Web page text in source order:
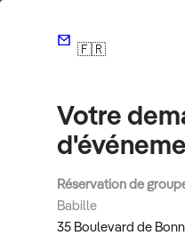
🇫🇷
Votre
Réservation de
Babille
35 Boulevard de